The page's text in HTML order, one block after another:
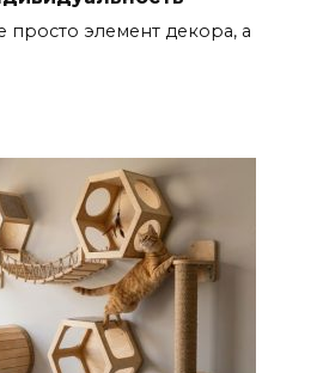
элемент декора, а